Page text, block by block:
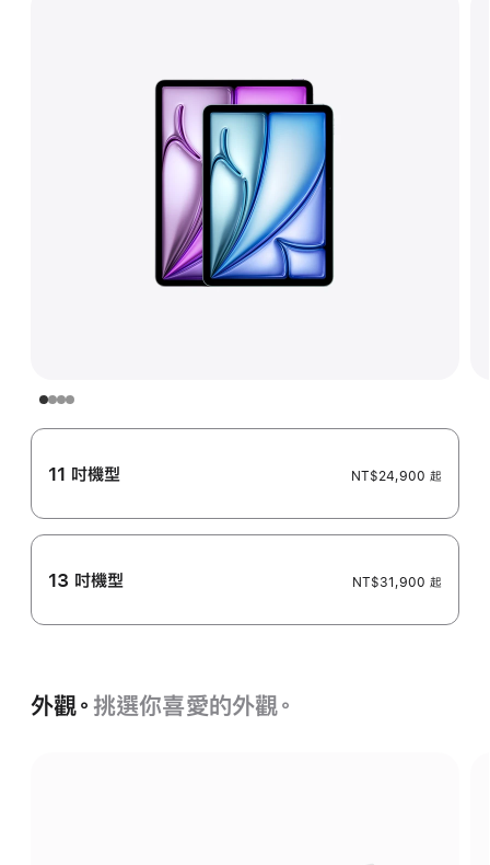
11 吋機型 NT$24,900 起
13 吋機型 NT$31,900 起
外觀。 挑選你喜愛的外觀。